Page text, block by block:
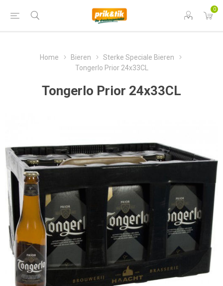
0
Home Bieren
Sterke Speciale Bieren
Tongerlo Prior 24x33CL
Tongerlo Prior 24x33CL